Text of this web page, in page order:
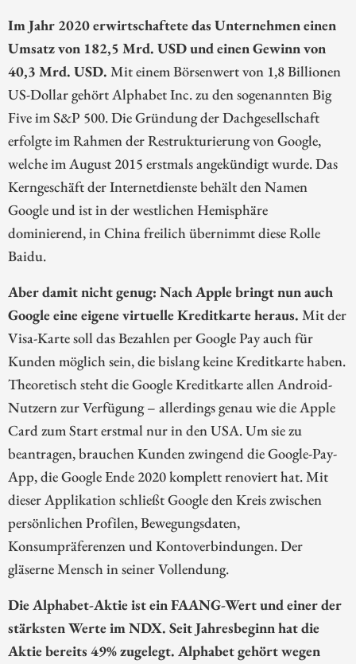
Im Jahr 2020 erwirtschaftete das Unternehmen einen
Umsatz von 182,5 Mrd. USD und einen Gewinn von
40,3 Mrd. USD. Mit einem Börsenwert von 1,8 Billionen
US-Dollar gehört Alphabet Inc. zu den sogenannten Big
Five im S&P 500. Die Gründung der Dachgesellschaft
erfolgte im Rahmen der Restrukturierung von Google,
welche im August 2015 erstmals angekündigt wurde. Das
Kerngeschäft der Internetdienste behält den Namen
Google und ist in der westlichen Hemisphäre
dominierend, in China freilich übernimmt diese Rolle
Baidu.
Aber damit nicht genug: Nach Apple bringt nun auch
Google eine eigene virtuelle Kreditkarte heraus. Mit der
Visa-Karte soll das Bezahlen per Google Pay auch für
Kunden möglich sein, die bislang keine Kreditkarte haben.
Theoretisch steht die Google Kreditkarte allen Android-
Nutzern zur Verfügung – allerdings genau wie die Apple
Card zum Start erstmal nur in den USA. Um sie zu
beantragen, brauchen Kunden zwingend die Google-Pay-
App, die Google Ende 2020 komplett renoviert hat. Mit
dieser Applikation schließt Google den Kreis zwischen
persönlichen Profilen, Bewegungsdaten,
Konsumpräferenzen und Kontoverbindungen. Der
gläserne Mensch in seiner Vollendung.
Die Alphabet-Aktie ist ein FAANG-Wert und einer der
stärksten Werte im NDX. Seit Jahresbeginn hat die
Aktie bereits 49% zugelegt. Alphabet gehört wegen